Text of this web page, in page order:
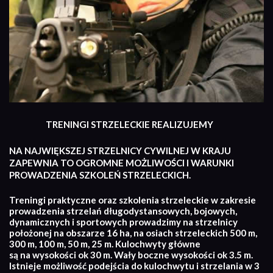
TRENINGI STRZELECKIE REALIZUJEMY
NA NAJWIĘKSZEJ STRZELNICY CYWILNEJ W KRAJU
ZAPEWNIA TO OGROMNE MOŻLIWOŚCI I WARUNKI
PROWADZENIA SZKOLEŃ STRZELECKICH.
Treningi praktyczne oraz szkolenia strzeleckie w zakresie
prowadzenia strzelań długodystansowych, bojowych,
dynamicznych i sportowych prowadzimy na strzelnicy
położonej na obszarze 16 ha, na osiach strzeleckich 500 m,
300 m, 100 m, 50 m, 25 m. Kulochwyty główne
są na wysokości ok 30 m. Wały boczne wysokości ok 3.5 m.
Istnieje możliwość podejścia do kulochwytu i strzelania w 3